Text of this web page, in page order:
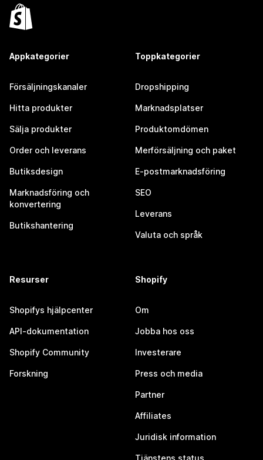
Appkategorier
Försäljningskanaler
Hitta produkter
Sälja produkter
Order och leverans
Butiksdesign
Marknadsföring och
konvertering
Butikshantering
Toppkategorier
Dropshipping
Marknadsplatser
Produktomdömen
Merförsäljning och paket
E-postmarknadsföring
SEO
Leverans
Valuta och språk
Resurser
Shopifys hjälpcenter
API-dokumentation
Shopify Community
Forskning
Shopify
Om
Jobba hos oss
Investerare
Press och media
Partner
Affiliates
Juridisk information